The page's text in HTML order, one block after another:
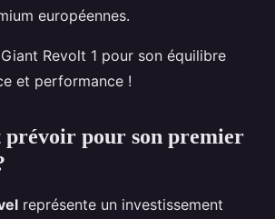
européennes.
Giant Revolt 1 pour son équilibre
et performance !
prévoir pour son premier
représente un investissement